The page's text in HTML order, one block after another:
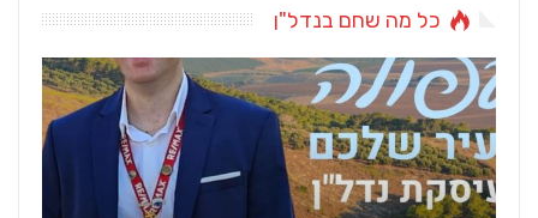
כל מה שחם בנדל"ן